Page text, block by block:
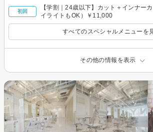
初回
【学割｜24歳以下】カット＋インナー
イライトもOK）￥11,000
すべてのスペシャルメニューを
その他の情報を表示